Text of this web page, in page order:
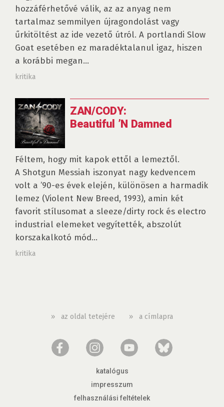
hozzáférhetővé válik, az az anyag nem
tartalmaz semmilyen újragondolást vagy
űrkitöltést az ide vezető útról. A portlandi Slow
Goat esetében ez maradéktalanul igaz, hiszen
a korábbi megan...
kritika
ZAN/CODY:
Beautiful ’N Damned
Féltem, hogy mit kapok ettől a lemeztől.
A Shotgun Messiah iszonyat nagy kedvencem
volt a ’90-es évek elején, különösen a harmadik
lemez (Violent New Breed, 1993), amin két
favorit stílusomat a sleeze/dirty rock és electro
industrial elemeket vegyítették, abszolút
korszakalkotó mód...
kritika
» az oldal tetejére » a címlapra
katalógus
impresszum
felhasználási feltételek